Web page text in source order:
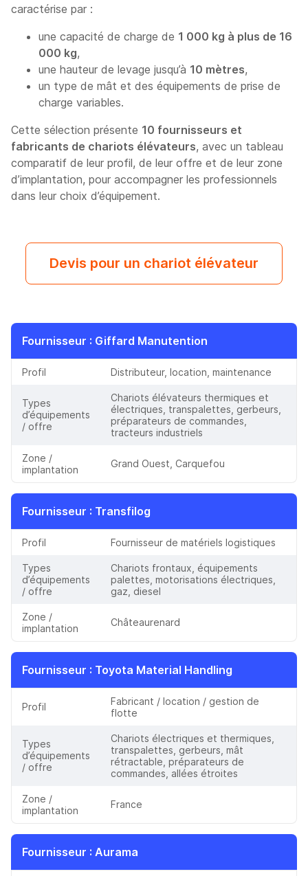
caractérise par :
une capacité de charge de 1 000 kg à plus de 16
000 kg,
une hauteur de levage jusqu’à 10 mètres,
un type de mât et des équipements de prise de
charge variables.
Cette sélection présente 10 fournisseurs et
fabricants de chariots élévateurs, avec un tableau
comparatif de leur profil, de leur offre et de leur zone
d’implantation, pour accompagner les professionnels
dans leur choix d’équipement.
Devis pour un chariot élévateur
Fournisseur : Giffard Manutention
Profil Distributeur, location, maintenance
Types
d’équipements
/ offre
Chariots élévateurs thermiques et
électriques, transpalettes, gerbeurs,
préparateurs de commandes,
tracteurs industriels
Zone /
implantation
Grand Ouest, Carquefou
Fournisseur : Transfilog
Profil Fournisseur de matériels logistiques
Types
d’équipements
/ offre
Chariots frontaux, équipements
palettes, motorisations électriques,
gaz, diesel
Zone /
implantation
Châteaurenard
Fournisseur : Toyota Material Handling
Profil
Fabricant / location / gestion de
flotte
Types
d’équipements
/ offre
Chariots électriques et thermiques,
transpalettes, gerbeurs, mât
rétractable, préparateurs de
commandes, allées étroites
Zone /
implantation
France
Fournisseur : Aurama